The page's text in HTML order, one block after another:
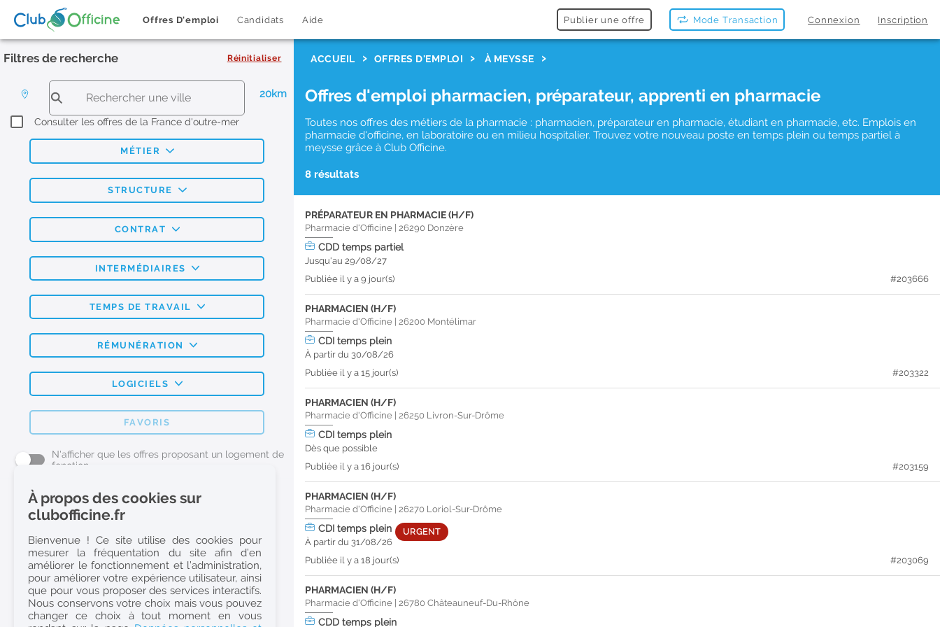
Offres D'emploi Candidats Aide Publier une offre Mode Transaction Connexion Inscription
Filtres de recherche Réinitialiser
20km
Consulter les offres de la France d'outre-mer
MÉTIER
STRUCTURE
CONTRAT
INTERMÉDIAIRES
TEMPS DE TRAVAIL
RÉMUNÉRATION
LOGICIELS
FAVORIS
N'afficher que les offres proposant un logement de
fonction
L'emploi Pharmacie par métier
Pharmacien (H/F)
Préparateur en Pharmacie (H/F)
Etudiant en Pharmacie (H/F)
Etudiant en Pharmacie 6e année validée (H/F)
Conseiller Dermo Cosmetique - Esthéticienne (H/F)
ACCUEIL OFFRES D'EMPLOI À MEYSSE
Offres d'emploi pharmacien, préparateur, apprenti en pharmacie
Toutes nos offres des métiers de la pharmacie : pharmacien, préparateur en pharmacie, étudiant en pharmacie, etc. Emplois en
pharmacie d'officine, en laboratoire ou en milieu hospitalier. Trouvez votre nouveau poste en temps plein ou temps partiel à
meysse grâce à Club Officine.
8 résultats
PRÉPARATEUR EN PHARMACIE (H/F)
Pharmacie d'Officine |26290 Donzère
CDDtemps partiel
Jusqu'au 29/08/27
Publiée il y a 9 jour(s)
#203666
PHARMACIEN (H/F)
Pharmacie d'Officine |26200 Montélimar
CDItemps plein
À partir du 30/08/26
Publiée il y a 15 jour(s)
#203322
PHARMACIEN (H/F)
Pharmacie d'Officine |26250 Livron-Sur-Drôme
CDItemps plein
Dès que possible
Publiée il y a 16 jour(s)
#203159
PHARMACIEN (H/F)
Pharmacie d'Officine |26270 Loriol-Sur-Drôme
CDItemps plein
À partir du 31/08/26
URGENT
Publiée il y a 18 jour(s) #203069
PHARMACIEN (H/F)
Pharmacie d'Officine |26780Châteauneuf-Du-Rhône
CDDtemps plein
À propos des cookies sur
clubofficine.fr
Bienvenue ! Ce site utilise des cookies pour
mesurer la fréquentation du site afin d’en
améliorer le fonctionnement et l’administration,
pour améliorer votre expérience utilisateur, ainsi
que pour vous proposer des services interactifs.
Nous conservons votre choix mais vous pouvez
changer ce choix à tout moment en vous